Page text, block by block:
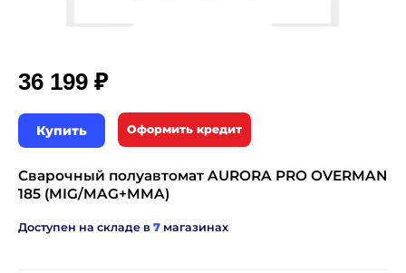
36 199 ₽
Купить Оформить кредит
Сварочный полуавтомат AURORA PRO OVERMAN
185 (MIG/MAG+MMA)
Доступен на складе в 7 магазинах